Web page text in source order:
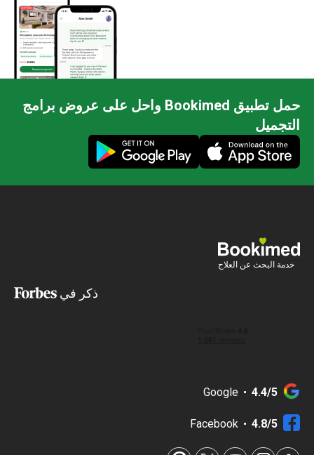
حمل تطبيق Bookimed واحل على عروض برامج
التجميل
خدمة البحث عن العلاج
ذكر في
4.4/5
Google
4.8/5
Facebook